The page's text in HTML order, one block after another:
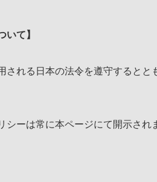
いて】
される日本の法令を遵守すると
ーは常に本ページにて開示され